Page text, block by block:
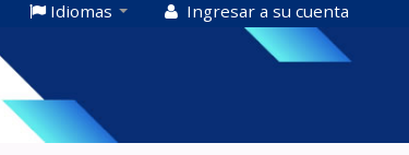
Idiomas Ingresar a su cuenta